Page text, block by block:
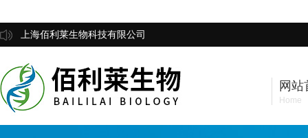
上海佰利莱生物科技有限公司
网站
Home